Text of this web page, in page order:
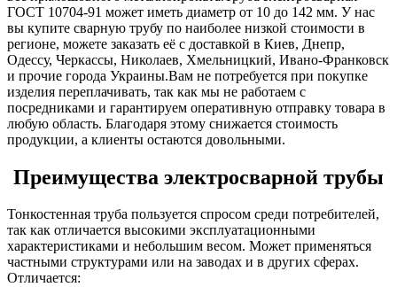
ГОСТ 10704-91 может иметь диаметр от 10 до 142 мм. У нас
вы купите сварную трубу по наиболее низкой стоимости в
регионе, можете заказать её с доставкой в Киев, Днепр,
Одессу, Черкассы, Николаев, Хмельницкий, Ивано-Франковск
и прочие города Украины.Вам не потребуется при покупке
изделия переплачивать, так как мы не работаем с
посредниками и гарантируем оперативную отправку товара в
любую область. Благодаря этому снижается стоимость
продукции, а клиенты остаются довольными.
Преимущества электросварной трубы
Тонкостенная труба пользуется спросом среди потребителей,
так как отличается высокими эксплуатационными
характеристиками и небольшим весом. Может применяться
частными структурами или на заводах и в других сферах.
Отличается: